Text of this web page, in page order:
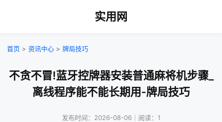
实用网
首页 > 资讯中心 > 牌局技巧
不贪不冒!蓝牙控牌器安装普通麻将机步骤_
离线程序能不能长期用-牌局技巧
发布时间：2026-08-06｜阅读：1